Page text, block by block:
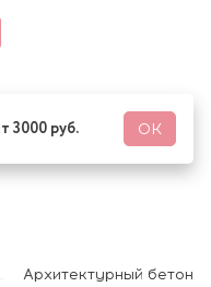
3000 руб. ОК
Архитектурный бетон